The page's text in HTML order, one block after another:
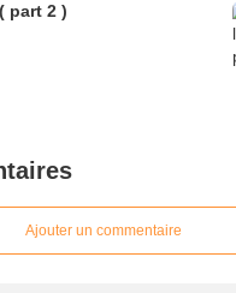
part 2 )
Ajouter un commentaire